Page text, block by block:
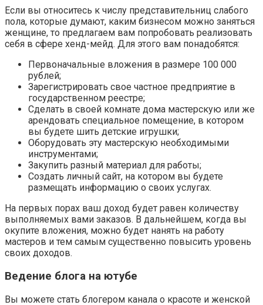
Если вы относитесь к числу представительниц слабого
пола, которые думают, каким бизнесом можно заняться
женщине, то предлагаем вам попробовать реализовать
себя в сфере хенд-мейд. Для этого вам понадобятся:
Первоначальные вложения в размере 100 000
рублей;
Зарегистрировать свое частное предприятие в
государственном реестре;
Сделать в своей комнате дома мастерскую или же
арендовать специальное помещение, в котором
вы будете шить детские игрушки;
Оборудовать эту мастерскую необходимыми
инструментами;
Закупить разный материал для работы;
Создать личный сайт, на котором вы будете
размещать информацию о своих услугах.
На первых порах ваш доход будет равен количеству
выполняемых вами заказов. В дальнейшем, когда вы
окупите вложения, можно будет нанять на работу
мастеров и тем самым существенно повысить уровень
своих доходов.
Ведение блога на ютубе
Вы можете стать блогером канала о красоте и женской